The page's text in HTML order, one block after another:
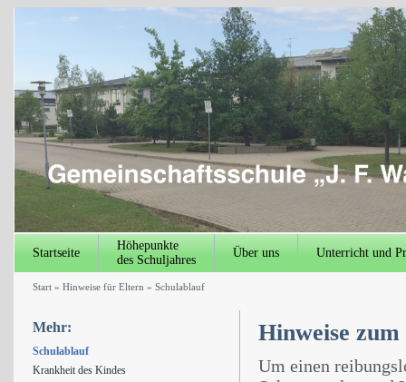
Startseite
Höhepunkte
des Schuljahres
Über uns Unterricht und
Start» Hinweise für Eltern » Schulablauf
Mehr:
Schulablauf
Krankheit des Kindes
Hinweise
Um einen